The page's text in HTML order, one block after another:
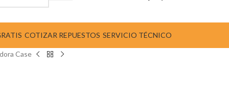
COTIZAR REPUESTOS SERVICIO TÉCNICO
Case